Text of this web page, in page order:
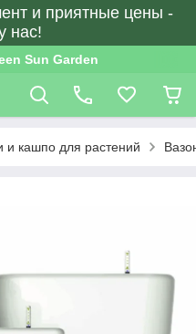
и приятные цены -
нас!
Sun Garden
и кашпо для растений